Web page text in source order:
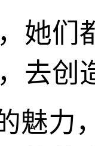
她们
去创
魅力